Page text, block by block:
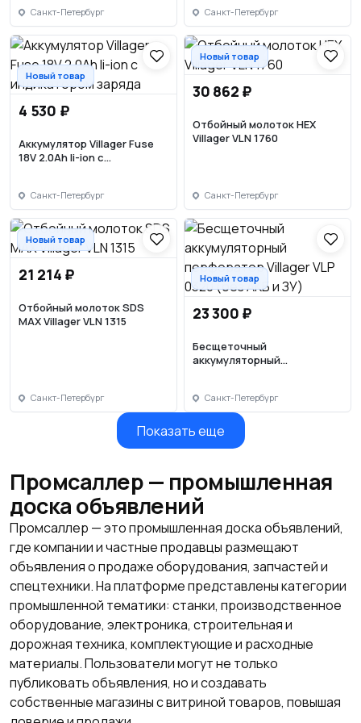
Санкт-Петербург Санкт-Петербург
Новый товар
4 530 ₽
Аккумулятор Villager Fuse
18V 2.0Ah li-ion с
Санкт-Петербург
Новый товар
30 862 ₽
Отбойный молоток НЕХ
Villager VLN 1760
Санкт-Петербург
Новый товар
21 214 ₽
Отбойный молоток SDS
MAX Villager VLN 1315
Санкт-Петербург
Новый товар
23 300 ₽
Бесщеточный
аккумуляторный
Санкт-Петербург
Показать еще
Промсаллер — промышленная
доска объявлений
Промсаллер — это промышленная доска объявлений,
где компании и частные продавцы размещают
объявления о продаже оборудования, запчастей и
спецтехники. На платформе представлены категории
промышленной тематики: станки, производственное
оборудование, электроника, строительная и
дорожная техника, комплектующие и расходные
материалы. Пользователи могут не только
публиковать объявления, но и создавать
собственные магазины с витриной товаров, повышая